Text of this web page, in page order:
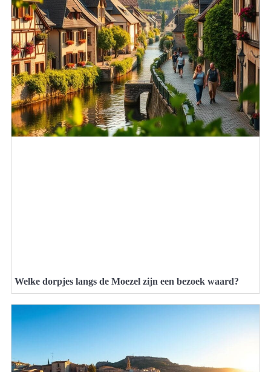
Welke dorpjes langs de Moezel zijn een bezoek waard?